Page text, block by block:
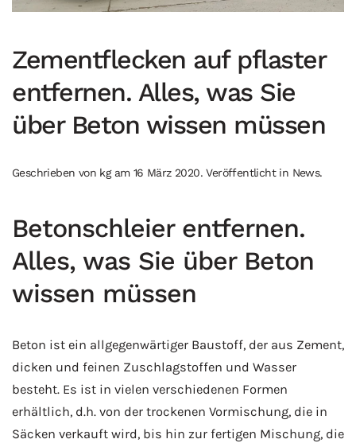
Zementflecken auf pflaster
entfernen. Alles, was Sie
über Beton wissen müssen
Geschrieben von kgam 16 März 2020. Veröffentlicht in News.
Betonschleier entfernen.
Alles, was Sie über Beton
wissen müssen
Beton ist ein allgegenwärtiger Baustoff, der aus Zement,
dicken und feinen Zuschlagstoffen und Wasser
besteht. Es ist in vielen verschiedenen Formen
erhältlich, d.h. von der trockenen Vormischung, die in
Säcken verkauft wird, bis hin zur fertigen Mischung, die